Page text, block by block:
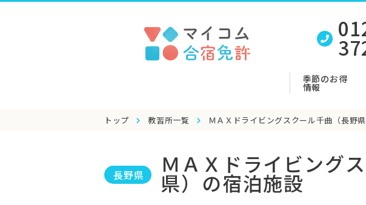
季節のお得
情報
トップ 教習所一覧 ＭＡＸドライビングスクール千曲（長野県
長野県 ＭＡＸドライビング
県）の宿泊施設